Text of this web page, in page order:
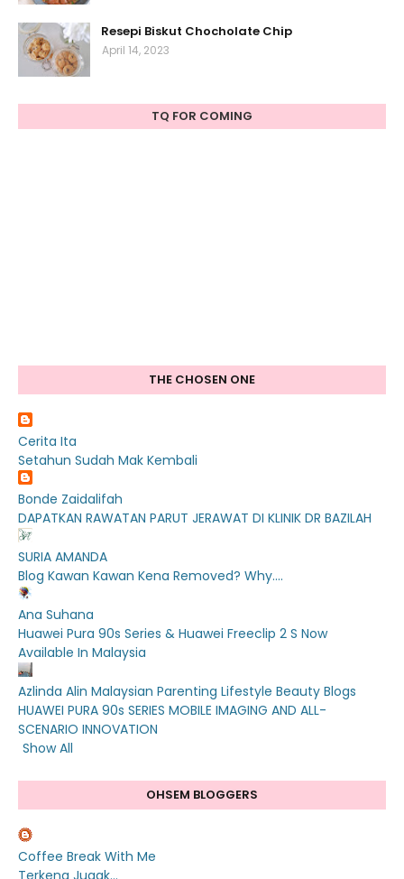
Resepi Biskut Chocholate Chip
April 14, 2023
TQ FOR COMING
THE CHOSEN ONE
Cerita Ita
Setahun Sudah Mak Kembali
Bonde Zaidalifah
DAPATKAN RAWATAN PARUT JERAWAT DI KLINIK DR BAZILAH
SURIA AMANDA
Blog Kawan Kawan Kena Removed? Why....
Ana Suhana
Huawei Pura 90s Series & Huawei Freeclip 2 S Now
Available In Malaysia
Azlinda Alin Malaysian Parenting Lifestyle Beauty Blogs
HUAWEI PURA 90s SERIES MOBILE IMAGING AND ALL-
SCENARIO INNOVATION
Show All
OHSEM BLOGGERS
Coffee Break With Me